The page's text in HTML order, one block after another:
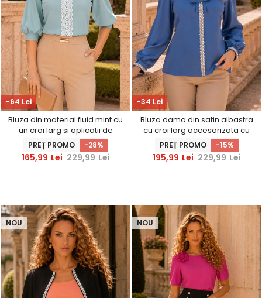
-64 Lei
Bluza din material fluid mint cu
un croi larg si aplicatii de
dantela - StarShinerS
PREȚ PROMO -28%
165,99 Lei 229,99 Lei
-34 Lei
Bluza dama din satin albastra
cu croi larg accesorizata cu
fundite perle - StarShinerS
PREȚ PROMO -15%
195,99 Lei 229,99 Lei
NOU NOU